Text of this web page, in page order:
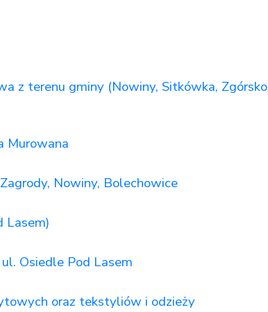
z terenu gminy (Nowiny, Sitkówka, Zgórsko
Murowana
Nowiny, Bolechowice
Lasem)
Osiedle Pod Lasem
oraz tekstyliów i odzieży